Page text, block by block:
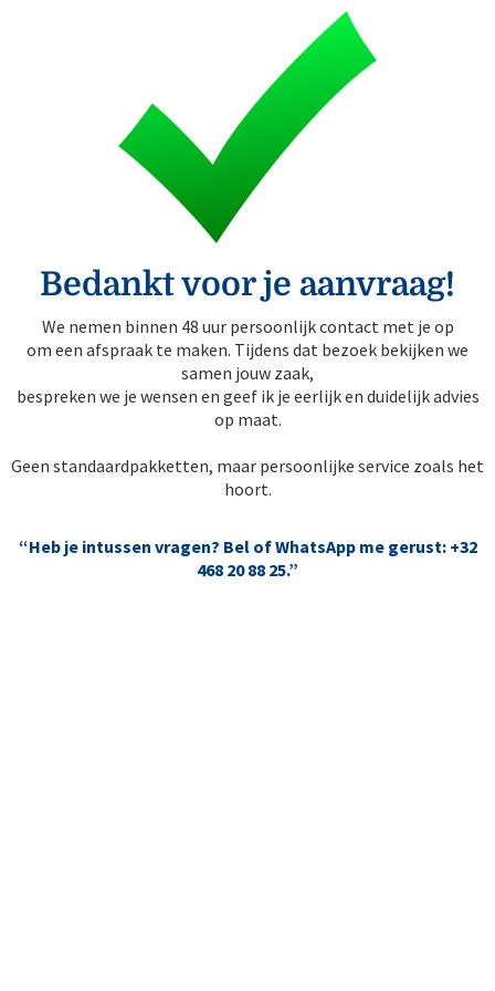
Bedankt voor je aanvraag!
We nemen binnen 48 uur persoonlijk contact met je op
om een afspraak te maken. Tijdens dat bezoek bekijken we
samen jouw zaak,
bespreken we je wensen en geef ik je eerlijk en duidelijk advies
op maat.
Geen standaardpakketten, maar persoonlijke service zoals het
hoort.
“Heb je intussen vragen? Bel of WhatsApp me gerust: +32
468 20 88 25.”